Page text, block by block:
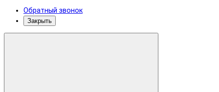
Обратный звонок
Закрыть